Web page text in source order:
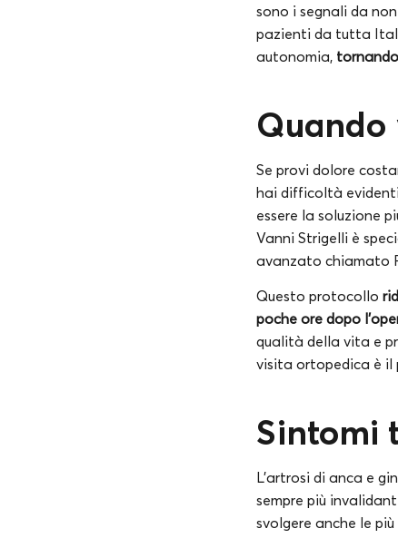
sono i segnali da
pazienti da tutta
autonomia,
Quando
Se provi dolore
hai difficoltà evidenti
essere la soluzione
Vanni Strigelli è
avanzato chiamato
Questo protocollo
poche ore dopo
qualità della vita e
visita ortopedica è il
Sintomi
L’artrosi di anca e
sempre più
svolgere anche le